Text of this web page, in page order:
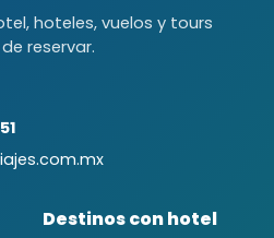
hoteles, vuelos y tours
reservar.
Destinos con hotel